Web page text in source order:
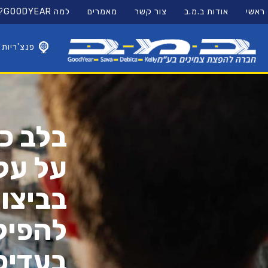
11
12
13
×
ראשי אודות ב.מ.ב צור קשר מאמרים למה GOODYEAR?
פנצ'ריות
בלב
על